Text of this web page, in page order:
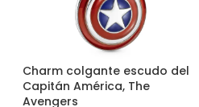
Charm colgante escudo del
Capitán América, The
Avengers